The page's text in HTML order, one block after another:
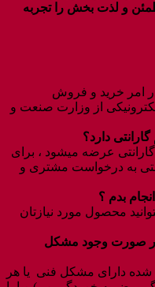
و لذت بخش را تجربه
سابقه در امر خرید و فروش
از وزارت صنعت و
دارد؟
گارانتی عرضه میشود ، برای
به درخواست مشتری و
بدم ؟
محصول مورد نیازتان
در صورت وجود مشکل
دارای مشکل فنی یا هر